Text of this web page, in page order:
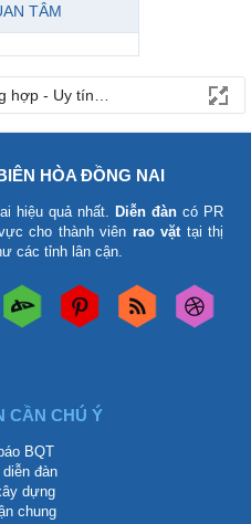
TÂM
hợp - Uy tín - Miễn phí
HÒA ĐỒNG NAI
hiệu quả nhất. Diễn đàn có PR
cho thành viên rao vặt tại thị
các tỉnh lân cận.
CẦN CHÚ Ý
BQT
đàn
dựng
chung